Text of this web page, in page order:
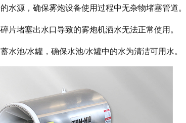
水源，确保雾炮设备使用过程中无杂物堵塞管道。
片堵塞出水口导致的雾炮机洒水无法正常使用。
水池/水罐，确保水池/水罐中的水为清洁可用水。